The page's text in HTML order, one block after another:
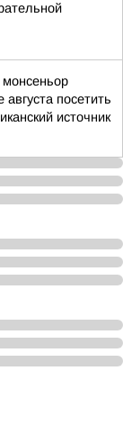
посетить
источник